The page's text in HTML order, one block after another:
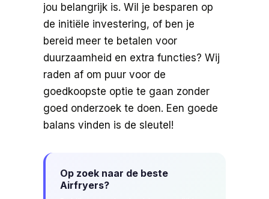
jou belangrijk is. Wil je besparen op
de initiële investering, of ben je
bereid meer te betalen voor
duurzaamheid en extra functies? Wij
raden af om puur voor de
goedkoopste optie te gaan zonder
goed onderzoek te doen. Een goede
balans vinden is de sleutel!
Op zoek naar de beste
Airfryers?